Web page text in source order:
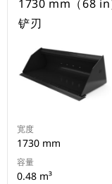
1730 mm（68 in
铲刃
宽度
1730 mm
容量
0.48 m³